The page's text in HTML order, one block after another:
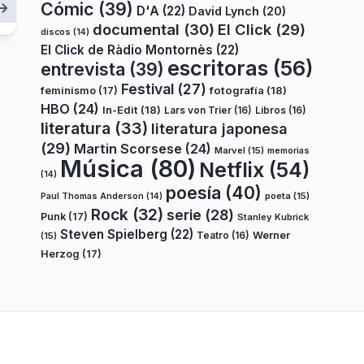
Cómic (39) D'A (22) David Lynch (20)
discos (14) documental (30) El Click (29)
El Click de Ràdio Montornès (22)
entrevista (39) escritoras (56)
feminismo (17) Festival (27) fotografía (18)
HBO (24) In-Edit (18) Lars von Trier (16) Libros (16)
literatura (33) literatura japonesa
(29) Martin Scorsese (24) Marvel (15) memorias
(14) Música (80) Netflix (54)
Paul Thomas Anderson (14) poesía (40) poeta (15)
Punk (17) Rock (32) serie (28) Stanley Kubrick
(15) Steven Spielberg (22) Teatro (16) Werner
Herzog (17)